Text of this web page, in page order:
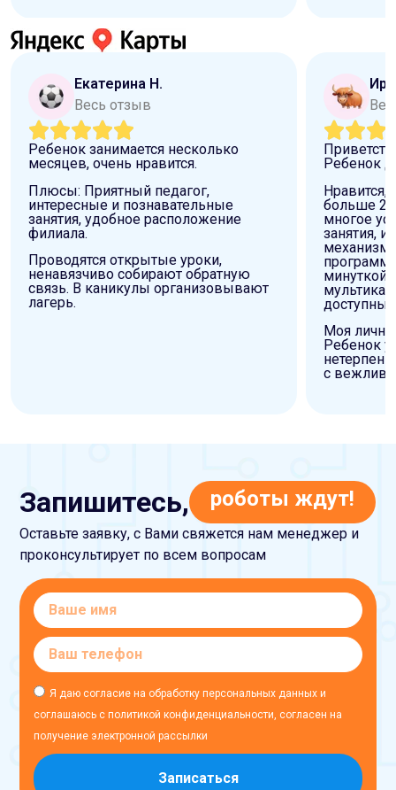
Екатерина Н.
Весь отзыв
Ребенок занимается несколько
месяцев, очень нравится.
Плюсы: Приятный педагог,
интересные и познавательные
занятия, удобное расположение
филиала.
Проводятся открытые уроки,
ненавязчиво собирают обратную
связь. В каникулы организовывают
лагерь.
Ребенок
Нравится,
больше 2х
многое
занятия,
мультика
Моя
Ребенок
с
Запишитесь, роботы ждут!
Оставьте заявку, с Вами свяжется нам менеджер и
проконсультирует по всем вопросам
Я даю согласие на обработку персональных данных и
соглашаюсь с политикой конфиденциальности, согласен на
получение электронной рассылки
Записаться